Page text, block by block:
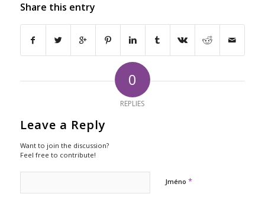
Share this entry
0
REPLIES
Leave a Reply
Want to join the discussion?
Feel free to contribute!
Jméno *